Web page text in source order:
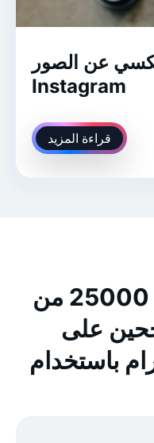
عن الصور
Instagram
قراءة المزيد
انضم إلى أكثر من 25000 من
على